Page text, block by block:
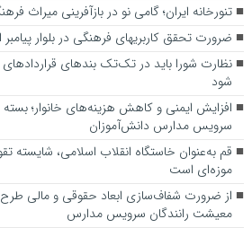
تنورخانه ایران؛ گامی نو در بازآفرینی میراث
ضرورت تحقق کاربری­های فرهنگی در بلوار
نظارت شورا باید در تک‌تک بندهای
شود
افزایش ایمنی و کاهش هزینه‌های خانوار؛
سرویس مدارس دانش‌آموزان
قم به‌عنوان خاستگاه انقلاب اسلامی،
موزه‌ای است
از ضرورت شفاف‌سازی ابعاد حقوقی و مالی طرح
معیشت رانندگان سرویس مدارس